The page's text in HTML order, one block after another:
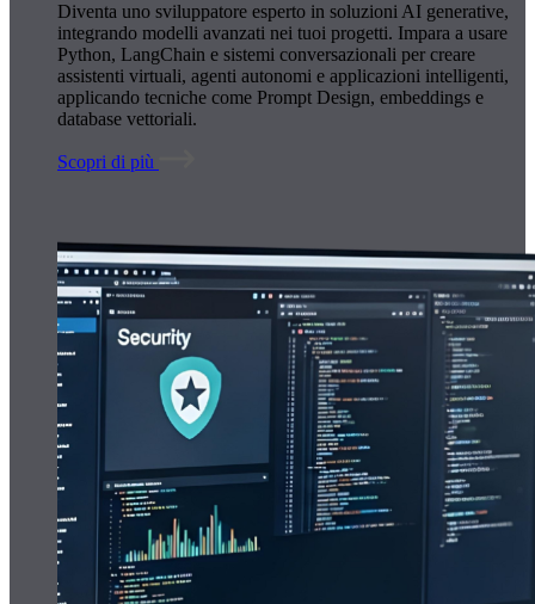
Diventa uno sviluppatore esperto in soluzioni AI generative,
integrando modelli avanzati nei tuoi progetti. Impara a usare
Python, LangChain e sistemi conversazionali per creare
assistenti virtuali, agenti autonomi e applicazioni intelligenti,
applicando tecniche come Prompt Design, embeddings e
database vettoriali.
Scopri di più